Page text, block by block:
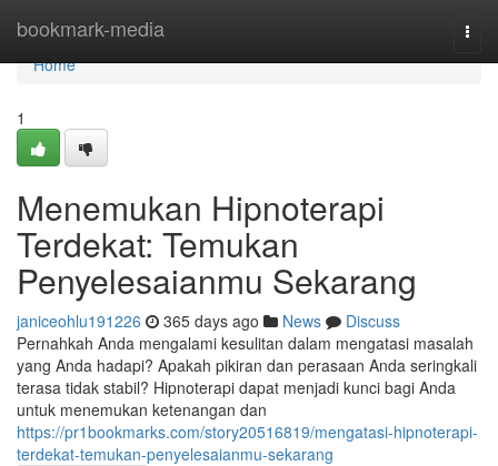
bookmark-media
Home
Home
1
Menemukan Hipnoterapi
Terdekat: Temukan
Penyelesaianmu Sekarang
janiceohlu191226 365 days ago News
Discuss
Pernahkah Anda mengalami kesulitan dalam mengatasi masalah
yang Anda hadapi? Apakah pikiran dan perasaan Anda seringkali
terasa tidak stabil? Hipnoterapi dapat menjadi kunci bagi Anda
untuk menemukan ketenangan dan
https://pr1bookmarks.com/story20516819/mengatasi-hipnoterapi-
terdekat-temukan-penyelesaianmu-sekarang